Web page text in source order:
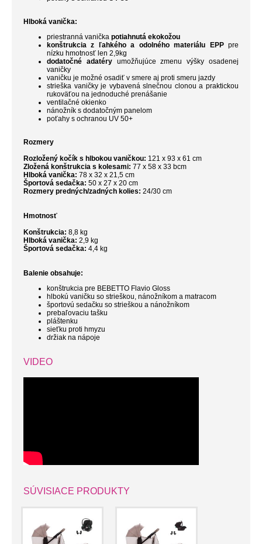
Hlboká vanička:
priestranná vanička potiahnutá ekokožou
konštrukcia z ľahkého a odolného materiálu EPPpre
nízku hmotnosť len 2,9kg
dodatočné adatéryumožňujúce zmenu výšky osadenej
vaničky
vaničku je možné osadiť v smere aj proti smeru jazdy
strieška vaničky je vybavená slnečnou clonou a praktickou
rukoväťou na jednoduché prenášanie
ventilačné okienko
nánožník s dodatočným panelom
poťahy s ochranou UV 50+
Rozmery
Rozložený kočík s hlbokou vaničkou: 121 x 93 x 61 cm
Zložená konštrukcia s kolesami: 77 x 58 x 33 bcm
Hlboká vanička: 78 x 32 x 21,5 cm
Športová sedačka: 50 x 27 x 20 cm
Rozmery predných/zadných kolies: 24/30 cm
Hmotnosť
Konštrukcia: 8,8 kg
Hlboká vanička: 2,9 kg
Športová sedačka: 4,4 kg
Balenie obsahuje:
konštrukcia pre BEBETTO Flavio Gloss
hlbokú vaničku so strieškou, nánožníkom a matracom
športovú sedačku so strieškou a nánožníkom
prebaľovaciu tašku
pláštenku
sieťku proti hmyzu
držiak na nápoje
VIDEO
SÚVISIACE PRODUKTY